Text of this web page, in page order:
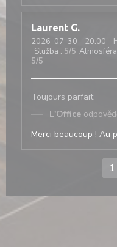
Laurent G
2026-07-30 - 20:00 -
Služba : 5/5 Atmosféra
5/5
Toujours parfait
L'Office
Merci beaucoup ! Au
1